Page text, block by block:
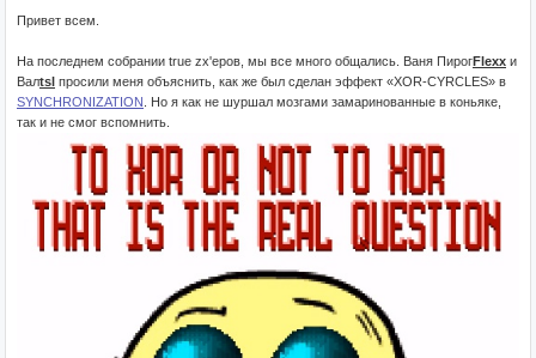
Привет всем.
На последнем собрании true zx'еров, мы все много общались. Ваня ПирогFlexx и
Валtsl просили меня объяснить, как же был сделан эффект «XOR-CYRCLES» в
SYNCHRONIZATION . Но я как не шуршал мозгами замаринованные в коньяке,
так и не смог вспомнить.